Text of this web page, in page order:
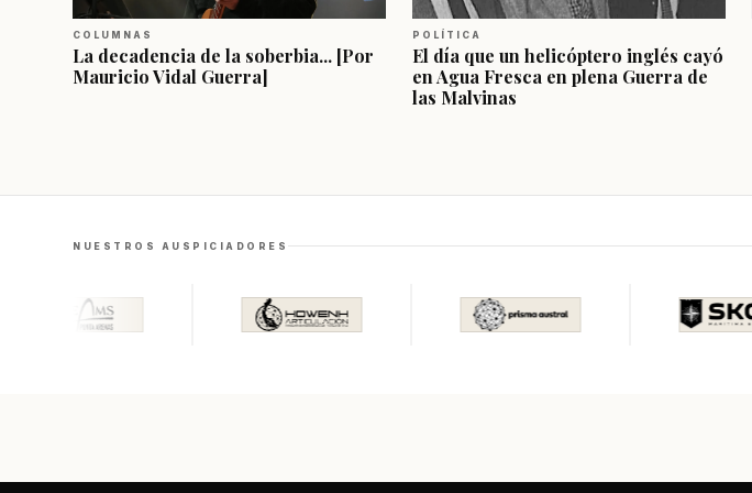
COLUMNAS
La decadencia de la soberbia... [Por
Mauricio Vidal Guerra]
POLÍTICA
El día que un helicóptero inglés cayó
en Agua Fresca en plena Guerra de
las Malvinas
NUESTROS AUSPICIADORES